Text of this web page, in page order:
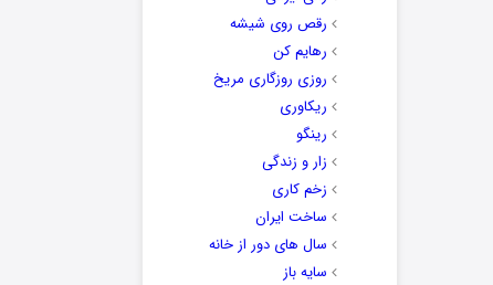
رقص روی شیشه
رهایم کن
روزی روزگاری مریخ
ریکاوری
رینگو
زار و زندگی
زخم کاری
ساخت ایران
سال های دور از خانه
سایه باز